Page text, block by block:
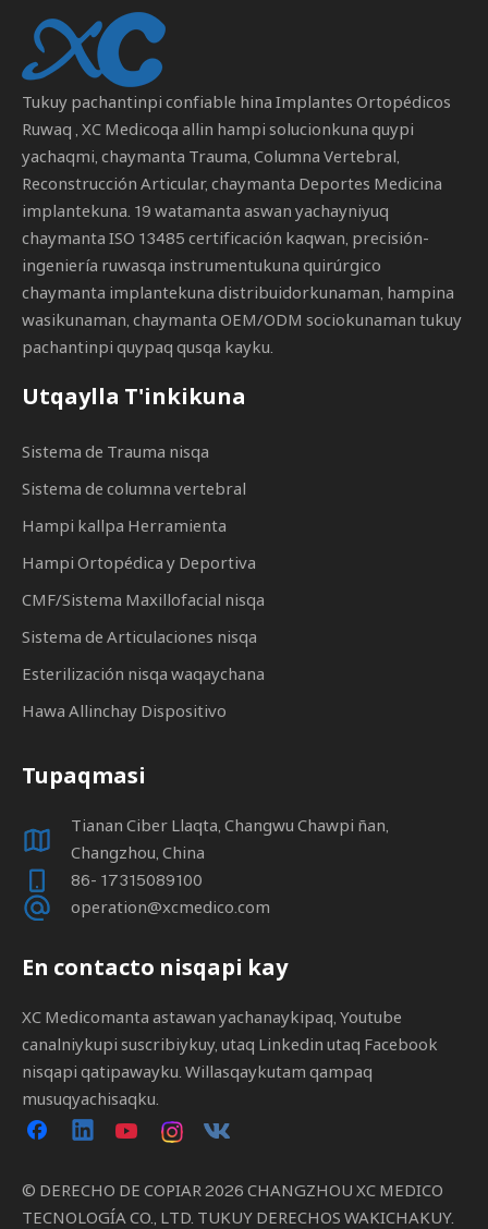
Tukuy pachantinpi confiable hina Implantes Ortopédicos
Ruwaq , XC Medicoqa allin hampi solucionkuna quypi
yachaqmi, chaymanta Trauma, Columna Vertebral,
Reconstrucción Articular, chaymanta Deportes Medicina
implantekuna. 19 watamanta aswan yachayniyuq
chaymanta ISO 13485 certificación kaqwan, precisión-
ingeniería ruwasqa instrumentukuna quirúrgico
chaymanta implantekuna distribuidorkunaman, hampina
wasikunaman, chaymanta OEM/ODM sociokunaman tukuy
pachantinpi quypaq qusqa kayku.
Utqaylla T'inkikuna
Sistema de Trauma nisqa
Sistema de columna vertebral
Hampi kallpa Herramienta
Hampi Ortopédica y Deportiva
CMF/Sistema Maxillofacial nisqa
Sistema de Articulaciones nisqa
Esterilización nisqa waqaychana
Hawa Allinchay Dispositivo
Tupaqmasi
Tianan Ciber Llaqta, Changwu Chawpi ñan,
Changzhou, China
86- 17315089100
operation@xcmedico.com
En contacto nisqapi kay
XC Medicomanta astawan yachanaykipaq, Youtube
canalniykupi suscribiykuy, utaq Linkedin utaq Facebook
nisqapi qatipawayku. Willasqaykutam qampaq
musuqyachisaqku.
© DERECHO DE COPIAR 2026 CHANGZHOU XC MEDICO
TECNOLOGÍA CO., LTD. TUKUY DERECHOS WAKICHAKUY.